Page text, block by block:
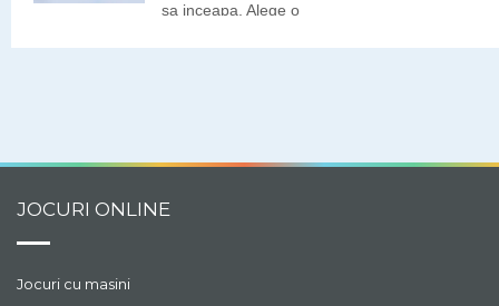
sa inceapa. Alege o
JOCURI ONLINE
Jocuri cu masini